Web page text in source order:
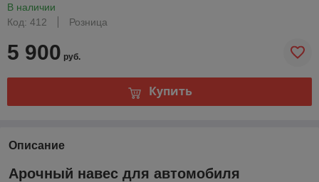
В наличии
Код: 412
Розница
5 900 руб.
Купить
Описание
Арочный навес для автомобиля